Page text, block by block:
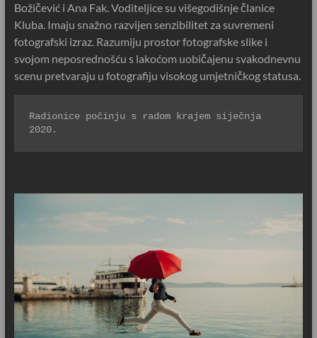
Božičević i Ana Fak. Voditeljice su višegodišnje članice
Kluba. Imaju snažno razvijen senzibilitet za suvremeni
fotografski izraz. Razumiju prostor fotografske slike i
svojom neposrednošću s lakoćom uobičajenu svakodnevnu
scenu pretvaraju u fotografiju visokog umjetničkog statusa.
Radionice počinju s radom krajem siječnja
2020.